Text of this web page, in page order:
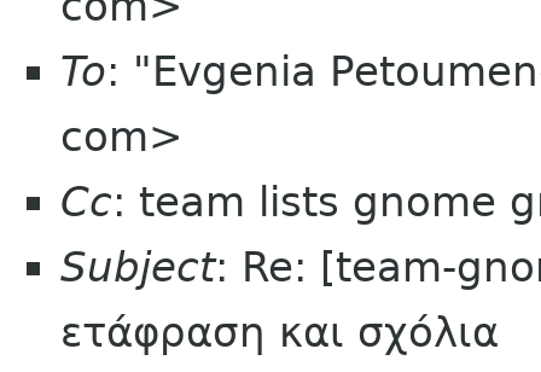
To: "Evgenia
com>
Cc: team lists gnome
Subject: Re: [team-
ετάφραση και σχόλια